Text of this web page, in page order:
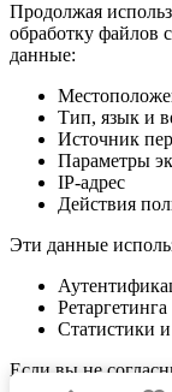
Продолжая
обработку файлов
данные:
Тип, язык и
Источник
Параметры
IP-адрес
Действия
Эти данные
Ретаргетинга
Статистики
Если вы не